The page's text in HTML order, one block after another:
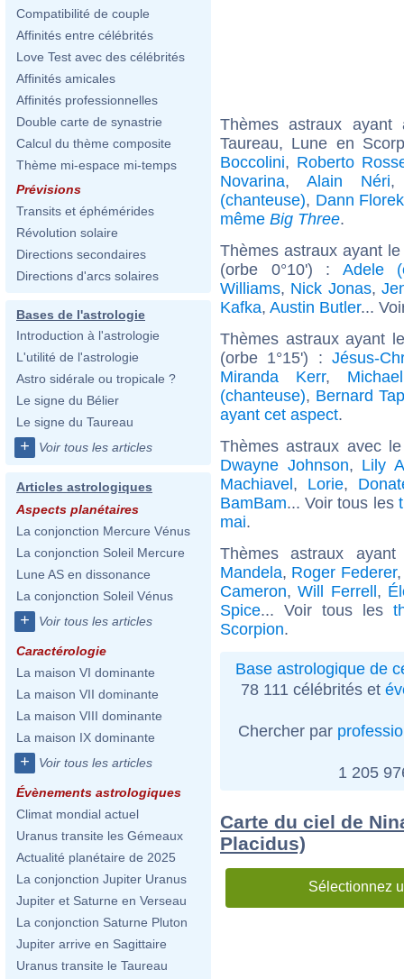
Compatibilité de couple
Affinités entre célébrités
Love Test avec des célébrités
Affinités amicales
Affinités professionnelles
Double carte de synastrie
Calcul du thème composite
Thème mi-espace mi-temps
Prévisions
Transits et éphémérides
Révolution solaire
Directions secondaires
Directions d'arcs solaires
Bases de l'astrologie
Introduction à l'astrologie
L'utilité de l'astrologie
Astro sidérale ou tropicale ?
Le signe du Bélier
Le signe du Taureau
+ Voir tous les articles
Articles astrologiques
Aspects planétaires
La conjonction Mercure Vénus
La conjonction Soleil Mercure
Lune AS en dissonance
La conjonction Soleil Vénus
+ Voir tous les articles
Caractérologie
La maison VI dominante
La maison VII dominante
La maison VIII dominante
La maison IX dominante
+ Voir tous les articles
Évènements astrologiques
Climat mondial actuel
Uranus transite les Gémeaux
Actualité planétaire de 2025
La conjonction Jupiter Uranus
Jupiter et Saturne en Verseau
La conjonction Saturne Pluton
Jupiter arrive en Sagittaire
Uranus transite le Taureau
Thèmes astraux
Taureau, Lune en
Boccolini, Roberto
Novarina, Alain Néri
(chanteuse), Dann Florek
même Big Three.
Thèmes astraux ayant
(orbe 0°10') : Adele
Williams, Nick Jonas,
Kafka, Austin Butler...
Thèmes astraux ayant
(orbe 1°15') : Jésus-
Miranda Kerr,
(chanteuse), Bernard
ayant cet aspect.
Thèmes astraux avec
Dwayne Johnson, Lily
Machiavel, Lorie,
BamBam... Voir tous les
mai.
Thèmes astraux
Mandela, Roger Federer
Cameron,Will Ferrell,
Spice... Voir tous les
Scorpion.
Base astrologique de
78 111 célébrités et
Chercher par
1 205
Carte du ciel de
Placidus)
Sélectionnez